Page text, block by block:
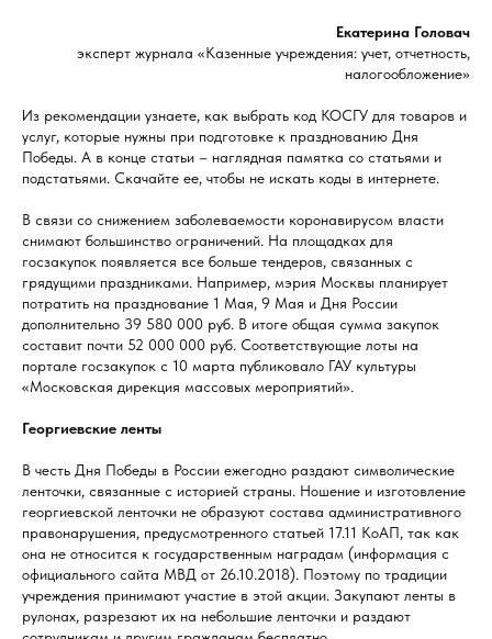
Екатерина Головач
эксперт журнала «Казенные учреждения: учет, отчетность,
налогообложение»
Из рекомендации узнаете, как выбрать код КОСГУ для товаров и
услуг, которые нужны при подготовке к празднованию Дня
Победы. А в конце статьи – наглядная памятка со статьями и
подстатьями. Скачайте ее, чтобы не искать коды в интернете.
В связи со снижением заболеваемости коронавирусом власти
снимают большинство ограничений. На площадках для
госзакупок появляется все больше тендеров, связанных с
грядущими праздниками. Например, мэрия Москвы планирует
потратить на празднование 1 Мая, 9 Мая и Дня России
дополнительно 39 580 000 руб. В итоге общая сумма закупок
составит почти 52 000 000 руб. Соответствующие лоты на
портале госзакупок с 10 марта публиковало ГАУ культуры
«Московская дирекция массовых мероприятий».
Георгиевские ленты
В честь Дня Победы в России ежегодно раздают символические
ленточки, связанные с историей страны. Ношение и изготовление
георгиевской ленточки не образуют состава административного
правонарушения, предусмотренного статьей 17.11 КоАП, так как
она не относится к государственным наградам (информация с
официального сайта МВД от 26.10.2018). Поэтому по традиции
учреждения принимают участие в этой акции. Закупают ленты в
рулонах, разрезают их на небольшие ленточки и раздают